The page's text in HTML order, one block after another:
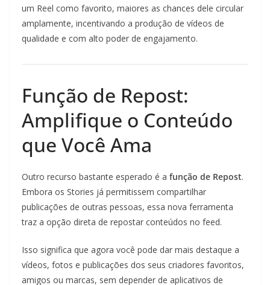
um Reel como favorito, maiores as chances dele circular
amplamente, incentivando a produção de vídeos de
qualidade e com alto poder de engajamento.
Função de Repost:
Amplifique o Conteúdo
que Você Ama
Outro recurso bastante esperado é a função de Repost.
Embora os Stories já permitissem compartilhar
publicações de outras pessoas, essa nova ferramenta
traz a opção direta de repostar conteúdos no feed.
Isso significa que agora você pode dar mais destaque a
vídeos, fotos e publicações dos seus criadores favoritos,
amigos ou marcas, sem depender de aplicativos de